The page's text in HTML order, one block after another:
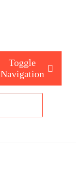
Toggle
Navigation